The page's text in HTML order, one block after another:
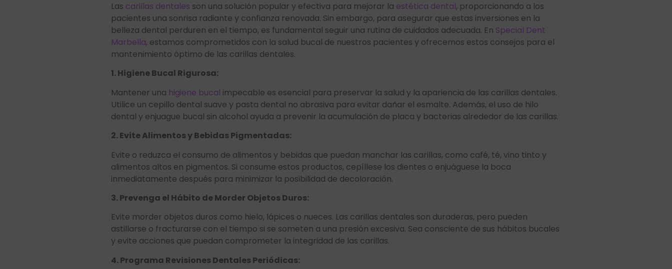
Las carillas dentales son una solución popular y efectiva para mejorar la estética dental, proporcionando a los
pacientes una sonrisa radiante y confianza renovada. Sin embargo, para asegurar que estas inversiones en la
belleza dental perduren en el tiempo, es fundamental seguir una rutina de cuidados adecuada. En Special Dent
Marbella, estamos comprometidos con la salud bucal de nuestros pacientes y ofrecemos estos consejos para el
mantenimiento óptimo de las carillas dentales.
1. Higiene Bucal Rigurosa:
Mantener una higiene bucal impecable es esencial para preservar la salud y la apariencia de las carillas dentales.
Utilice un cepillo dental suave y pasta dental no abrasiva para evitar dañar el esmalte. Además, el uso de hilo
dental y enjuague bucal sin alcohol ayuda a prevenir la acumulación de placa y bacterias alrededor de las carillas.
2. Evite Alimentos y Bebidas Pigmentadas:
Evite o reduzca el consumo de alimentos y bebidas que puedan manchar las carillas, como café, té, vino tinto y
alimentos altos en pigmentos. Si consume estos productos, cepíllese los dientes o enjuáguese la boca
inmediatamente después para minimizar la posibilidad de decoloración.
3. Prevenga el Hábito de Morder Objetos Duros:
Evite morder objetos duros como hielo, lápices o nueces. Las carillas dentales son duraderas, pero pueden
astillarse o fracturarse con el tiempo si se someten a una presión excesiva. Sea consciente de sus hábitos bucales
y evite acciones que puedan comprometer la integridad de las carillas.
4. Programa Revisiones Dentales Periódicas: